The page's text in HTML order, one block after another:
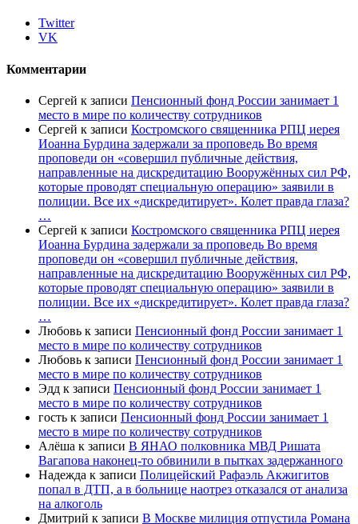
Twitter
VK
Комментарии
Сергей к записи Пенсионный фонд России занимает 1
место в мире по количеству сотрудников
Сергей к записи Костромского священника РПЦ иерея
Иоанна Бурдина задержали за проповедь Во время
проповеди он «совершил публичные действия,
направленные на дискредитацию Вооружённых сил РФ,
которые проводят специальную операцию» заявили в
полиции. Все их «дискредитирует». Колет правда глаза?
…
Сергей к записи Костромского священника РПЦ иерея
Иоанна Бурдина задержали за проповедь Во время
проповеди он «совершил публичные действия,
направленные на дискредитацию Вооружённых сил РФ,
которые проводят специальную операцию» заявили в
полиции. Все их «дискредитирует». Колет правда глаза?
…
Любовь к записи Пенсионный фонд России занимает 1
место в мире по количеству сотрудников
Любовь к записи Пенсионный фонд России занимает 1
место в мире по количеству сотрудников
Эдд к записи Пенсионный фонд России занимает 1
место в мире по количеству сотрудников
гость к записи Пенсионный фонд России занимает 1
место в мире по количеству сотрудников
Алёша к записи В ЯНАО полковника МВД Ришата
Вагапова наконец-то обвинили в пытках задержанного
Надежда к записи Полицейский Рафаэль Акжигитов
попал в ДТП, а в больнице наотрез отказался от анализа
на алкоголь
Дмитрий к записи В Москве милиция отпустила Романа